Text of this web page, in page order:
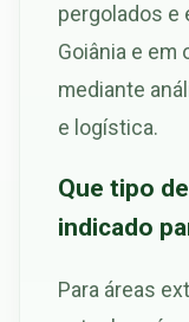
pergolados e
Goiânia e em
mediante
e logística.
Que tipo
indicado
Para áreas